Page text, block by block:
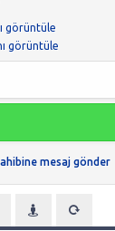
görüntüle
görüntüle
mesaj gönder